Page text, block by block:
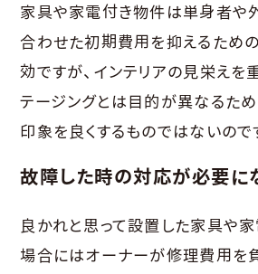
家具や家電付き物件は単身者や
合わせた初期費用を抑えるため
効ですが、インテリアの見栄えを
テージングとは目的が異なるた
印象を良くするものではないので
故障した時の対応が必要に
良かれと思って設置した家具や
場合にはオーナーが修理費用を